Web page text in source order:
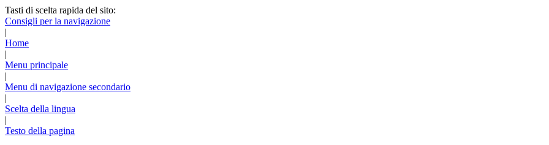
Tasti di scelta rapida del sito:
Consigli per la navigazione
|
Home
|
Menu principale
|
Menu di navigazione secondario
|
Scelta della lingua
|
Testo della pagina